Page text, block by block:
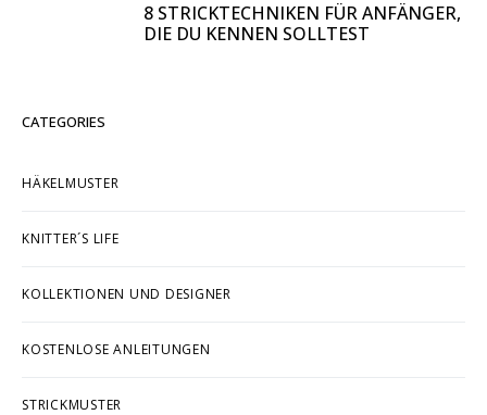
8 STRICKTECHNIKEN FÜR ANFÄNGER,
DIE DU KENNEN SOLLTEST
CATEGORIES
HÄKELMUSTER
KNITTER´S LIFE
KOLLEKTIONEN UND DESIGNER
KOSTENLOSE ANLEITUNGEN
STRICKMUSTER